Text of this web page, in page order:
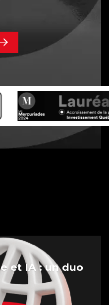
Série IA : Naviguer
contenus générés
intelligence